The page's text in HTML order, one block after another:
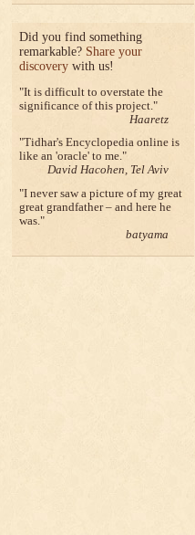
Did you find something
remarkable? Share your
discovery with us!
It is difficult to overstate the
significance of this project.
Haaretz
Tidhar's Encyclopedia online is
like an 'oracle' to me.
David Hacohen, Tel Aviv
I never saw a picture of my great
great grandfather – and here he
was.
batyama